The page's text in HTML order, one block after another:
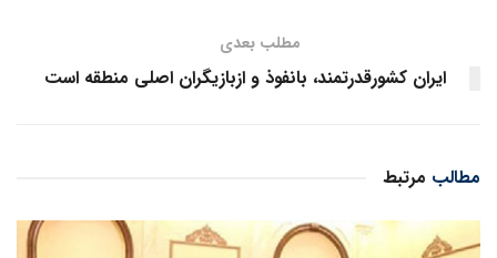
مطلب بعدی
ایران کشورقدرتمند، بانفوذ و ازبازیگران اصلی منطقه است
مرتبط مطالب